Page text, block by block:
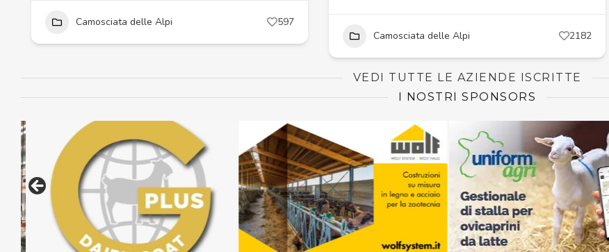
Camosciata delle Alpi 597
Camosciata delle Alpi 2182
VEDI TUTTE LE AZIENDE ISCRITTE
I NOSTRI SPONSORS